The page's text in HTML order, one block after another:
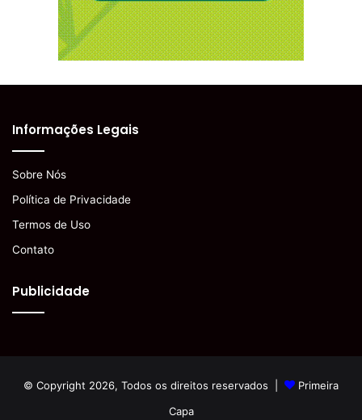
Informações Legais
Sobre Nós
Política de Privacidade
Termos de Uso
Contato
Publicidade
© Copyright 2026, Todos os direitos reservados |
Primeira
Capa